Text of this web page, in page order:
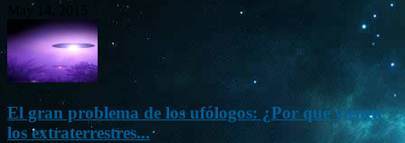
May 14, 2015
El gran problema de los ufólogos: ¿Por qué vienen
los extraterrestres...